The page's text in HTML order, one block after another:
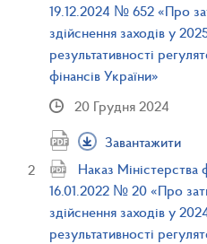
19.12.2024 № 652 «Про
здійснення заходів у
результативності
фінансів України»
20 Грудня 2024
Завантажити
Наказ Міністерства
16.01.2022 № 20 «Про
здійснення заходів у
результативності